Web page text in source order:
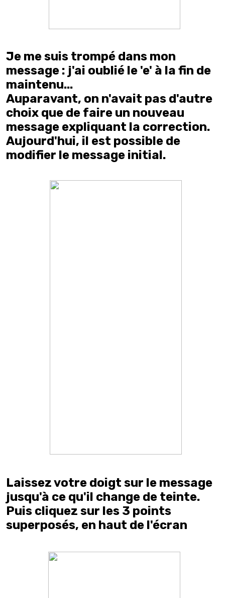
Je me suis trompé dans mon
message : j'ai oublié le 'e' à la fin de
maintenu...
Auparavant, on n'avait pas d'autre
choix que de faire un nouveau
message expliquant la correction.
Aujourd'hui, il est possible de
modifier le message initial.
Laissez votre doigt sur le message
jusqu'à ce qu'il change de teinte.
Puis cliquez sur les 3 points
superposés, en haut de l'écran